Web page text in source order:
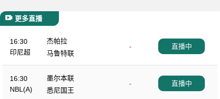
更多直播
16:30
印尼超
杰帕拉
-
马鲁特联
直播中
16:30
NBL(A)
墨尔本联
-
悉尼国王
直播中